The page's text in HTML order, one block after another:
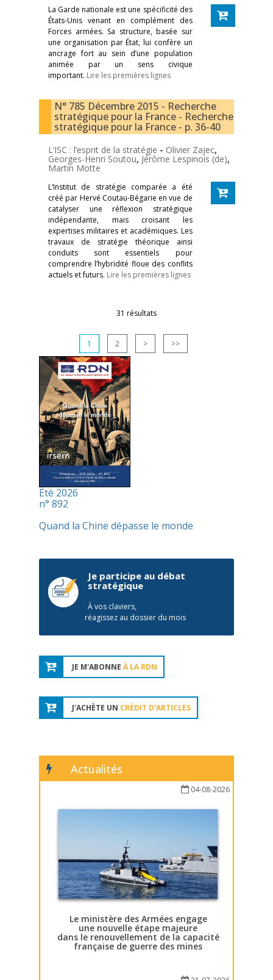
La Garde nationale est une spécificité des
États-Unis venant en complément des
Forces armées. Sa structure, basée sur
une organisation par État, lui confère un
ancrage fort au sein d’une population
animée par un sens civique
important. Lire les premières lignes
N° 785 Décembre 2015 - Recherche
stratégique pour la France - Recherche
stratégique pour la France - p. 36-40
L’ISC : l’esprit de la stratégie - Olivier Zajec,
Georges-Henri Soutou, Jérôme Lespinois (de),
Martin Motte
L’Institut de stratégie comparée a été
créé par Hervé Coutau-Bégarie en vue de
catalyser une réflexion stratégique
indépendante, mais croisant les
expertises militaires et académiques. Les
travaux de stratégie théorique ainsi
conduits sont essentiels pour
comprendre l’hybridité floue des conflits
actuels et futurs. Lire les premières lignes
31 résultats
1 2 > >>
Été 2026
n° 892
Quand la Chine dépasse le monde
Je participe au débat
stratégique
À vos claviers,
réagissez au dossier du mois
JE M'ABONNE À LA RDN
J'ACHÈTE UN CRÉDIT D'ARTICLES
Actualités
04-08-2026
Le ministère des Armées engage
une nouvelle étape majeure
dans le renouvellement de la capacité
française de guerre des mines